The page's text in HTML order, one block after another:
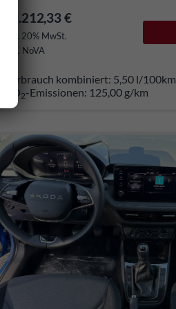
21.212,33 €
incl. 20% MwSt.
inkl. NoVA
Verbrauch kombiniert: 5,50 l/100km
CO2-Emissionen: 125,00 g/km